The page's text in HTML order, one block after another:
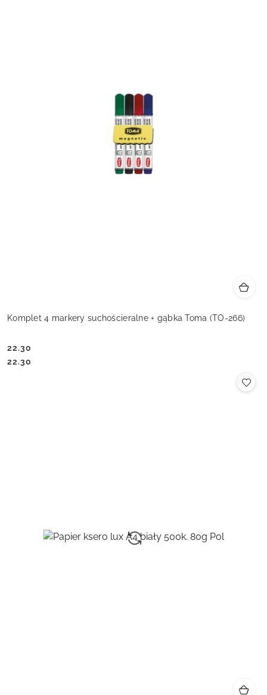
Komplet 4 markery suchościeralne + gąbka Toma (TO-266)
Cena:
22.30
Cena:
22.30